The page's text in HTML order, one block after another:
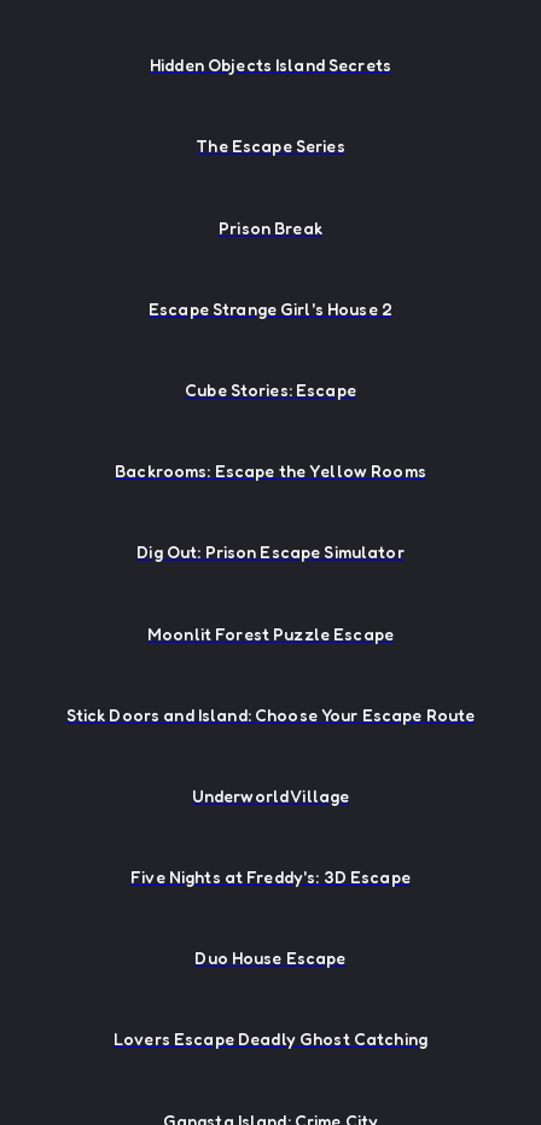
Hidden Objects Island Secrets
The Escape Series
Prison Break
Escape Strange Girl's House 2
Cube Stories: Escape
Backrooms: Escape the Yellow Rooms
Dig Out: Prison Escape Simulator
Moonlit Forest Puzzle Escape
Stick Doors and Island: Choose Your Escape Route
Underworld Village
Five Nights at Freddy's: 3D Escape
Duo House Escape
Lovers Escape Deadly Ghost Catching
Gangsta Island: Crime City